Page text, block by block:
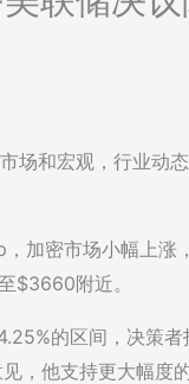
场和宏观，行业动
加密市场小幅上涨
$3660附近。
的区间，决策者
，他支持更大幅